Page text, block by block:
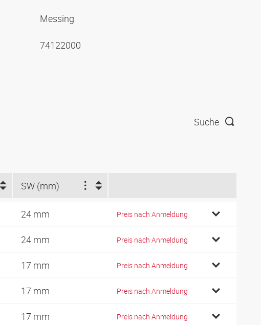
Messing
74122000
Suche
SW (mm)
24 mm Preis nach Anmeldung
24 mm Preis nach Anmeldung
17 mm Preis nach Anmeldung
17 mm Preis nach Anmeldung
17 mm Preis nach Anmeldung